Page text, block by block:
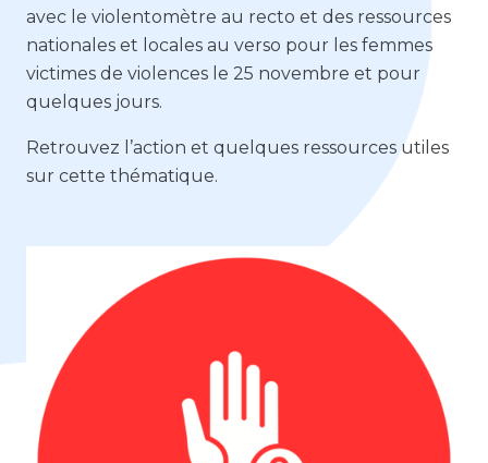
avec le violentomètre au recto et des ressources
nationales et locales au verso pour les femmes
victimes de violences le 25 novembre et pour
quelques jours.
Retrouvez l’action et quelques ressources utiles
sur cette thématique.